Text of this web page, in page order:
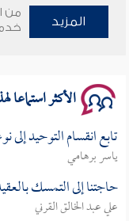
وأمنهم من خوف 9
المزيد
من
الأكثر استماعا
تابع انقسام التوحيد إلى
ياسر برهامي
حاجتنا إلى التمسك
علي عبد الخالق القرني